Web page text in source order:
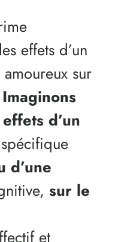
effets d’un
sur
Imaginons
d’un
d’une
sur le
et